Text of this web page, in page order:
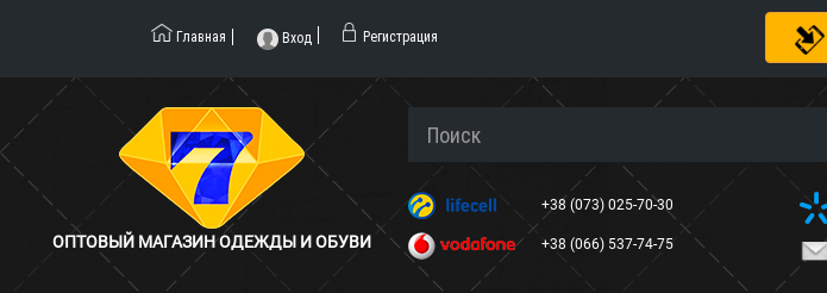
Главная Вход Регистрация
ОПТОВЫЙ МАГАЗИН ОДЕЖДЫ И ОБУВИ
+38 (073) 025-70-30
+38 (066) 537-74-75